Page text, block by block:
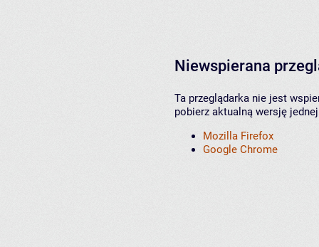
Niewspierana
Ta przeglądarka nie jest
pobierz aktualną wersję
Mozilla Firefox
Google Chrome